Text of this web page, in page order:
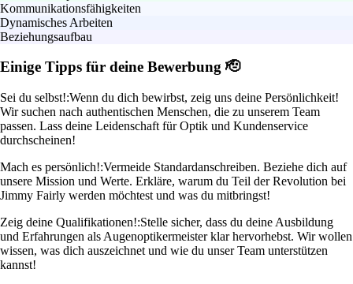
Kommunikationsfähigkeiten
Dynamisches Arbeiten
Beziehungsaufbau
Einige Tipps für deine Bewerbung 🫡
Sei du selbst!:Wenn du dich bewirbst, zeig uns deine Persönlichkeit!
Wir suchen nach authentischen Menschen, die zu unserem Team
passen. Lass deine Leidenschaft für Optik und Kundenservice
durchscheinen!
Mach es persönlich!:Vermeide Standardanschreiben. Beziehe dich auf
unsere Mission und Werte. Erkläre, warum du Teil der Revolution bei
Jimmy Fairly werden möchtest und was du mitbringst!
Zeig deine Qualifikationen!:Stelle sicher, dass du deine Ausbildung
und Erfahrungen als Augenoptikermeister klar hervorhebst. Wir wollen
wissen, was dich auszeichnet und wie du unser Team unterstützen
kannst!